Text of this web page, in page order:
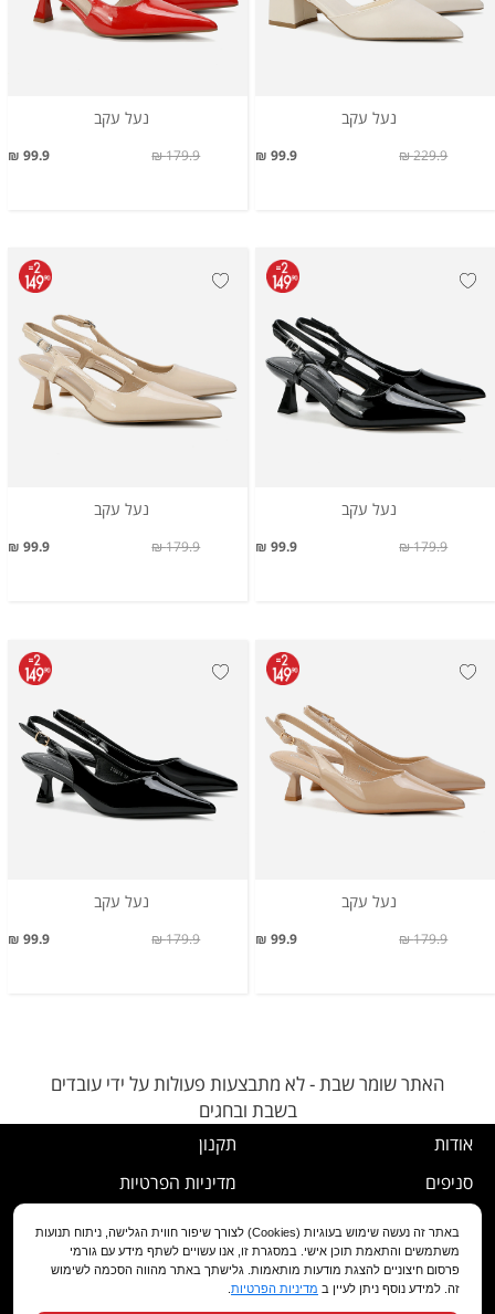
נעל עקב
99.9 ₪ 229.9 ₪
נעל עקב
99.9 ₪ 179.9 ₪
נעל עקב
99.9 ₪ 179.9 ₪
נעל עקב
99.9 ₪ 179.9 ₪
נעל עקב
99.9 ₪ 179.9 ₪
נעל עקב
99.9 ₪ 179.9 ₪
האתר שומר שבת - לא מתבצעות פעולות על ידי עובדים
בשבת ובחגים
אודות
סניפים
שירות לקוחות
מועדון לקוחות
תקנון
מדיניות הפרטיות
נוהל ביטול עסקה
מדיניות החלפה/החזרה/ביטול
הצהרת נגישות
באתר זה נעשה שימוש בעוגיות (Cookies) לצורך שיפור חווית הגלישה, ניתוח תנועות
משתמשים והתאמת תוכן אישי. במסגרת זו, אנו עשויים לשתף מידע עם גורמי
פרסום חיצוניים להצגת מודעות מותאמות. גלישתך באתר מהווה הסכמה לשימוש
זה. למידע נוסף ניתן לעיין ב מדיניות הפרטיות